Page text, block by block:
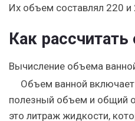
Их объем составлял 220 и
Как
Вычисление объема
Объем ванной
полезный объем и
это литраж жидкости,